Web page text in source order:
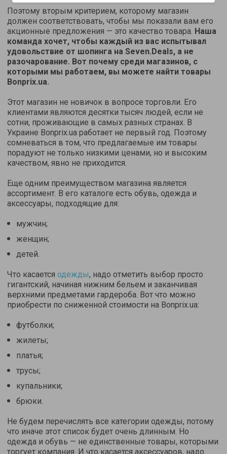
Поэтому вторым критерием, которому магазин
должен соответствовать, чтобы мы показали вам его
акционные предложения — это качество товара. Наша
команда хочет, чтобы каждый из вас испытывал
удовольствие от шопинга на Seven.Deals, а не
разочарование. Вот почему среди магазинов, с
которыми мы работаем, вы можете найти товары
Bonprix.ua.
Этот магазин не новичок в вопросе торговли. Его
клиентами являются десятки тысяч людей, если не
сотни, проживающие в самых разных странах. В
Украине Bonprix.ua работает не первый год. Поэтому
сомневаться в том, что предлагаемые им товары
порадуют не только низкими ценами, но и высоким
качеством, явно не приходится.
Еще одним преимуществом магазина является
ассортимент. В его каталоге есть обувь, одежда и
аксессуары, подходящие для:
мужчин;
женщин;
детей.
Что касается одежды, надо отметить выбор просто
гигантский, начиная нижним бельем и заканчивая
верхними предметами гардероба. Вот что можно
приобрести по сниженной стоимости на Bonprix.ua:
футболки;
жилеты;
платья;
трусы;
купальники;
брюки.
Не будем перечислять все категории одежды, потому
что иначе этот список будет очень длинным. Но
одежда и обувь — не единственные товары, которыми
торгует компания. И что касается аксессуаров, надо